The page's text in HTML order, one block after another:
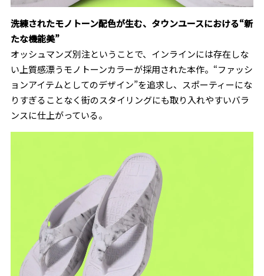
洗練されたモノトーン配色が生む、タウンユースにおける“新
たな機能美”
オッシュマンズ別注ということで、インラインには存在しな
い上質感漂うモノトーンカラーが採用された本作。“ファッシ
ョンアイテムとしてのデザイン”を追求し、スポーティーにな
りすぎることなく街のスタイリングにも取り入れやすいバラ
ンスに仕上がっている。